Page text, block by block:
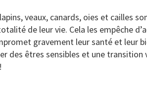
veaux, canards, oies et cailles
de leur vie. Cela les empêche
gravement leur santé et leur
des êtres sensibles et une